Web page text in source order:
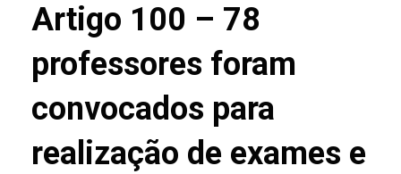
Artigo 100 – 78
professores foram
convocados para
realização de exames e